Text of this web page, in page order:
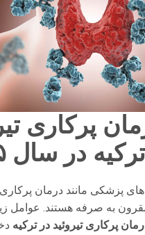
پرکاری
ترکیه در سال ۲۰۲۵
پزشکی مانند درمان پرکاری
به صرفه هستند. عوامل
پرکاری تیروئید در ترکیه